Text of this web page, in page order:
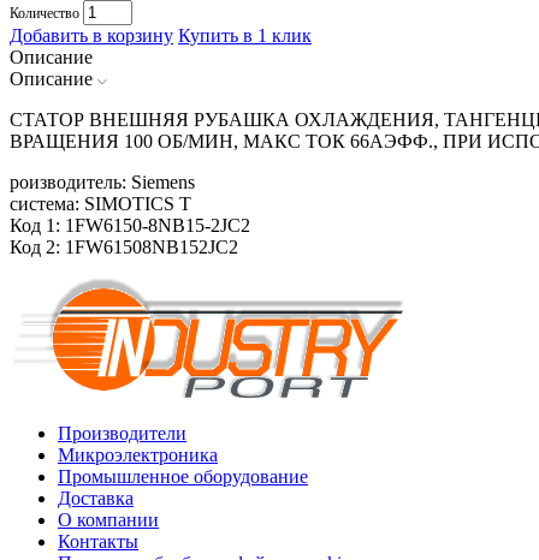
Количество
Добавить в корзину Купить в 1 клик
Описание
Описание
СТАТОР ВНЕШНЯЯ РУБАШКА ОХЛАЖДЕНИЯ,
ВРАЩЕНИЯ 100 ОБ/МИН, МАКС ТОК 66АЭФФ., ПРИ
роизводитель: Siemens
система: SIMOTICS T
Код 1: 1FW6150-8NB15-2JC2
Код 2: 1FW61508NB152JC2
Производители
Микроэлектроника
Промышленное оборудование
Доставка
О компании
Контакты